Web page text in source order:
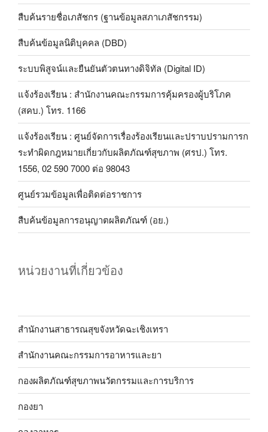
สืบค้นรายชื่อเภสัชกร (ฐานข้อมูลสภาเภสัชกรรม)
สืบค้นข้อมูลนิติบุคคล (DBD)
ระบบพิสูจน์และยืนยันตัวตนทางดิจิทัล (Digital ID)
แจ้งร้องเรียน : สำนักงานคณะกรรมการคุ้มครองผู้บริโภค
(สคบ.) โทร. 1166
แจ้งร้องเรียน : ศูนย์จัดการเรื่องร้องเรียนและปราบปรามการก
ระทำผิดกฎหมายเกี่ยวกับผลิตภัณฑ์สุขภาพ (ศรป.) โทร.
1556, 02 590 7000 ต่อ 98043
ศูนย์รวมข้อมูลเพื่อติดต่อราชการ
สืบค้นข้อมูลการอนุญาตผลิตภัณฑ์ (อย.)
หน่วยงานที่เกี่ยวข้อง
สำนักงานสาธารณสุขจังหวัดฉะเชิงเทรา
สำนักงานคณะกรรมการอาหารและยา
กองผลิตภัณฑ์สุขภาพนวัตกรรมและการบริการ
กองยา